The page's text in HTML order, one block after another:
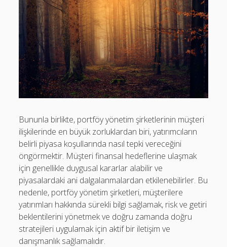
Bununla birlikte, portföy yönetim şirketlerinin müşteri
ilişkilerinde en büyük zorluklardan biri, yatırımcıların
belirli piyasa koşullarında nasıl tepki vereceğini
öngörmektir. Müşteri finansal hedeflerine ulaşmak
için genellikle duygusal kararlar alabilir ve
piyasalardaki ani dalgalanmalardan etkilenebilirler. Bu
nedenle, portföy yönetim şirketleri, müşterilere
yatırımları hakkında sürekli bilgi sağlamak, risk ve getiri
beklentilerini yönetmek ve doğru zamanda doğru
stratejileri uygulamak için aktif bir iletişim ve
danışmanlık sağlamalıdır.